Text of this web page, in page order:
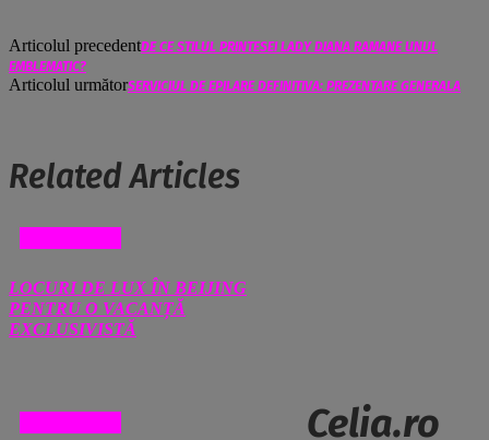
Articolul precedentDE CE STILUL PRINTESEI LADY DIANA RAMANE UNUL
EMBLEMATIC?
Articolul următorSERVICIUL DE EPILARE DEFINITIVA: PREZENTARE GENERALA
Related Articles
LOCURI DE LUX ÎN BEIJING
PENTRU O VACANȚĂ
EXCLUSIVISTĂ
Celia.ro